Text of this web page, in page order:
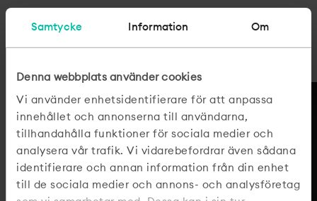
Samtycke Information Om
Denna webbplats använder cookies
Vi använder enhetsidentifierare för att anpassa
innehållet och annonserna till användarna,
tillhandahålla funktioner för sociala medier och
analysera vår trafik. Vi vidarebefordrar även sådana
identifierare och annan information från din enhet
till de sociala medier och annons- och analysföretag